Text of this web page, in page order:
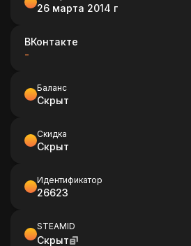
26 марта 2014 г
ВКонтакте
-
Баланс
Скрыт
Скидка
Скрыт
Идентификатор
26623
STEAMID
Скрыт